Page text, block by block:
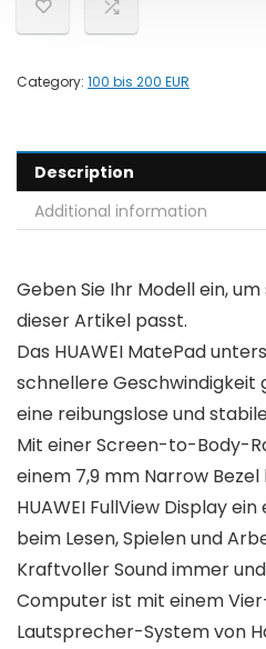
Category: 100 bis 200 EUR
Description
Additional information
Geben Sie Ihr Modell ein,
dieser Artikel passt.
Das HUAWEI MatePad
schnellere Geschwindigkeit
eine reibungslose und
Mit einer Screen-to-Body-
einem 7,9 mm Narrow
HUAWEI FullView Display
beim Lesen, Spielen und
Kraftvoller Sound immer
Computer ist mit einem
Lautsprecher-System von